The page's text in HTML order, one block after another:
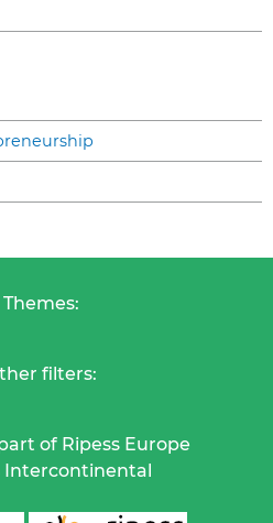
Themes:
filters:
of Ripess Europe
Intercontinental